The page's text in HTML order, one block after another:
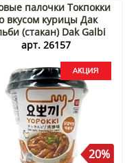
палочки Токпокки
вкусом курицы Дак
(стакан) Dak Galbi
Корея, 130 г Акция
арт. 26157
20%